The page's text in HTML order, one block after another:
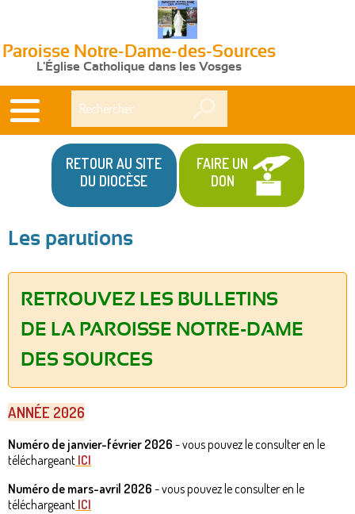
Paroisse Notre-Dame-des-Sources
L'Église Catholique dans les Vosges
RETOUR AU SITE
DU DIOCÈSE
FAIRE UN
DON
Les parutions
RETROUVEZ LES BULLETINS
DE LA PAROISSE NOTRE-DAME
DES SOURCES
ANNÉE 2026
Numéro de janvier-février 2026 - vous pouvez le consulter en le
téléchargeant ICI
Numéro de mars-avril 2026 -vous pouvez le consulter en le
téléchargeant ICI